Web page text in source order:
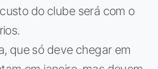
do clube será com o
que só deve chegar em